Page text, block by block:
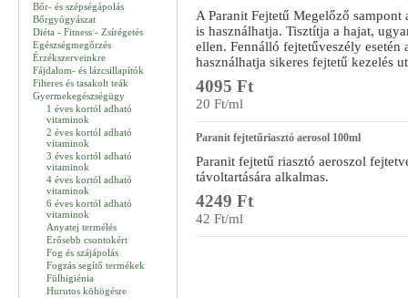
Bőr- és szépségápolás
Bőrgyógyászat
Diéta - Fitness - Zsírégetés
Egészségmegőrzés
Érzékszerveinkre
Fájdalom- és lázcsillapítók
Filteres és tasakolt teák
Gyermekegészségügy
1 éves kortól adható
vitaminok
2 éves kortól adható
vitaminok
3 éves kortól adható
vitaminok
4 éves kortól adható
vitaminok
6 éves kortól adható
vitaminok
Anyatej termélés
Erősebb csontokért
Fog és szájápolás
Fogzás segítő termékek
Fülhigiénia
Hurutos köhögésre
A Paranit Fejtetű Megelőző sampont
is használhatja. Tisztítja a hajat,
ellen. Fennálló fejtetűveszély esetén
használhatja sikeres fejtetű kezelés
4095 Ft
20 Ft/ml
Paranit fejtetűriasztó aerosol 100ml
Paranit fejtetű riasztó aeroszol
távoltartására alkalmas.
4249 Ft
42 Ft/ml